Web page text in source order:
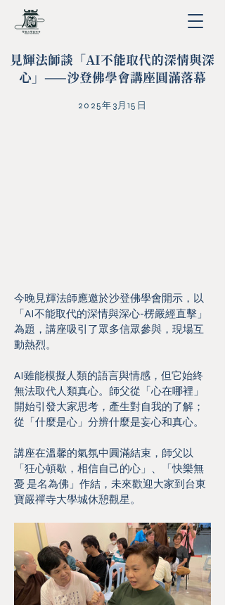
見輝法師談「AI不能取代的深情與深
心」——沙登佛學會講座圓滿落幕
2025年3月15日
今晚見輝法師應邀於沙登佛學會開示，以
「AI不能取代的深情與深心-楞嚴經直擊」
為題，講座吸引了眾多信眾參與，現場互
動熱烈。
AI雖能模擬人類的語言與情感，但它始終
無法取代人類真心。師父從「心在哪裡」
開始引發大家思考，產生對自我的了解；
從「什麼是心」分辨什麼是妄心和真心。
講座在溫馨的氣氛中圓滿結束，師父以
「狂心頓歇，相信自己的心」、「快樂無
憂 是名為佛」作結，未來歡迎大家到台東
寶嚴禪寺大學城休憩觀星。